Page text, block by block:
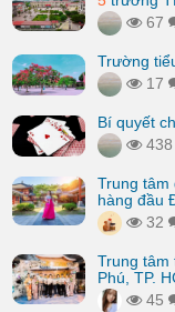
67
Trường
17
Bí quyết
438
Trung tâm
hàng đầu
32
Trung tâm
Phú, TP.
45